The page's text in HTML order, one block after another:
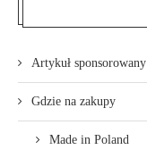
Artykuł sponsorowany
Gdzie na zakupy
Made in Poland